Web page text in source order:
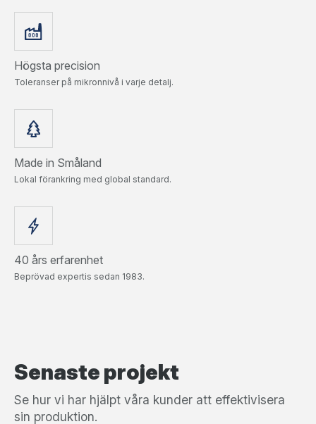
Högsta precision
Toleranser på mikronnivå i varje detalj.
Made in Småland
Lokal förankring med global standard.
40 års erfarenhet
Beprövad expertis sedan 1983.
Senaste projekt
Se hur vi har hjälpt våra kunder att effektivisera
sin produktion.